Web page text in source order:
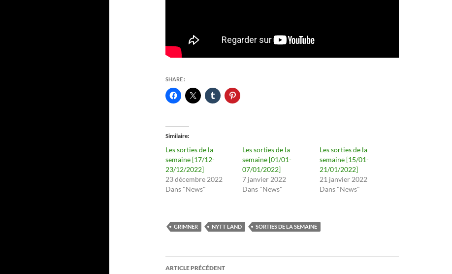
SHARE :
Similaire
Les sorties de la
semaine [17/12-
23/12/2022]
23 décembre 2022
Dans "News"
Les sorties de la
semaine [01/01-
07/01/2022]
7 janvier 2022
Dans "News"
Les sorties de la
semaine [15/01-
21/01/2022]
21 janvier 2022
Dans "News"
GRIMNER NYTT LAND SORTIES DE LA SEMAINE
Navigation
ARTICLE PRÉCÉDENT